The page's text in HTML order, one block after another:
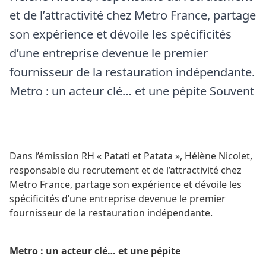
et de l’attractivité chez Metro France, partage
son expérience et dévoile les spécificités
d’une entreprise devenue le premier
fournisseur de la restauration indépendante.
Metro : un acteur clé… et une pépite Souvent
Dans l’émission RH « Patati et Patata », Hélène Nicolet,
responsable du recrutement et de l’attractivité chez
Metro France, partage son expérience et dévoile les
spécificités d’une entreprise devenue le premier
fournisseur de la restauration indépendante.
Metro : un acteur clé… et une pépite